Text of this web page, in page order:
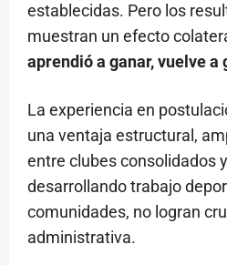
establecidas. Pero los
muestran un efecto
aprendió a ganar, vuelve a
La experiencia en
una ventaja estructural,
entre clubes consolidados
desarrollando trabajo
comunidades, no logran
administrativa.